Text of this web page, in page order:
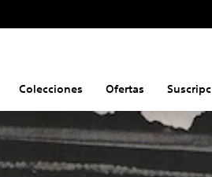
Colecciones Ofertas